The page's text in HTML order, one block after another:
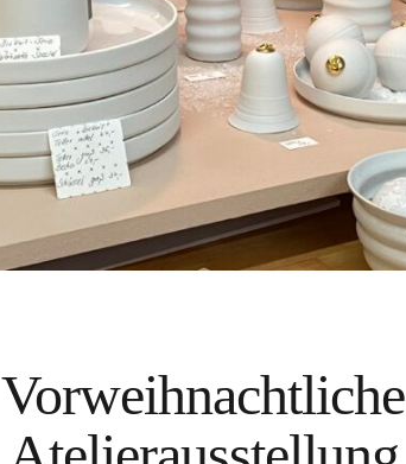
Vorweihnachtliche